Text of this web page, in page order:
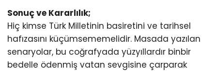
Sonuç ve Kararlılık;
Hiç kimse Türk Milletinin basiretini ve tarihsel
hafızasını küçümsememelidir. Masada yazılan
senaryolar, bu coğrafyada yüzyıllardır binbir
bedelle ödenmiş vatan sevgisine çarparak